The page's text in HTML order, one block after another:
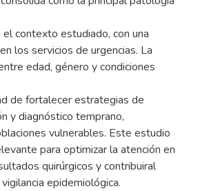
contexto estudiado, con una
los servicios de urgencias. La
edad, género y condiciones
de fortalecer estrategias de
y diagnóstico temprano,
vulnerables. Este estudio
para optimizar la atención en
quirúrgicos y contribuiral
epidemiológica.